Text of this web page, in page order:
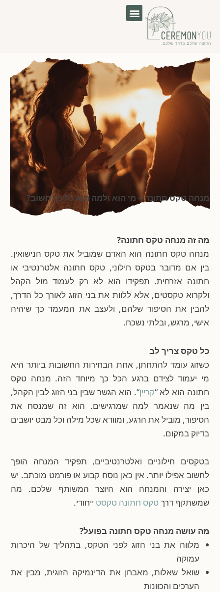
מנחה טקס חתונה – מי הוא ולמה הוא כל כך חשוב?
מה זה מנחה טקס חתונה?
מנחה טקס חתונה הוא האדם שמוביל את טקס הנישואין.
בין אם מדובר בטקס חילוני, טקס חתונה אלטרנטיבי או
חתונה אזרחית. תפקידו הוא לא רק לעמוד מול הקהל
ולקרוא טקסטים, אלא ללוות את בני הזוג לאורך כל הדרך,
להבין את הסיפור שלהם, ולעצב את המעמד כך שיהיה
אישי, מרגש, ובלתי נשכח.
כל טקס צריך לב
כשזוג עומד להתחתן, אחת הבחירות החשובות ביותר היא
מי יעמוד לצידם ברגע הכל כך מיוחד הזה. מנחה טקס
חתונה הוא לא “קריין“. הוא הגשר שבין בני הזוג לבין הקהל,
בין מה שנאמר למה שמרגישים. הוא זה שמנסח את
הסיפור, מוביל את הרגע, ומוודא שכל מילה וכל מבט יושבים
בדיוק במקום.
בטקסים חילוניים ואלטרנטיביים, תפקיד המנחה הופך
לחשוב אפילו יותר. אין כאן נוסח קבוע או פורמט מוכתב. יש
כאן יצירה והמנחה הוא היוצר המשותף שלכם. מה
שמשתקף דרךטקס חתונה טקסטייחודי.
מה עושה מנחה טקס חתונה בפועל?
מלווה את בני הזוג לפני הטקס, בתהליך של היכרות
עמוקה
שואל שאלות, מאבחן את הדינמיקה הזוגית, מבין את
הערכים והכוונות